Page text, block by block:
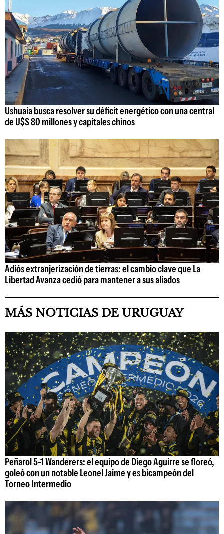
Ushuaia busca resolver su déficit energético con una central
de U$S 80 millones y capitales chinos
Adiós extranjerización de tierras: el cambio clave que La
Libertad Avanza cedió para mantener a sus aliados
MÁS NOTICIAS DE URUGUAY
Peñarol 5-1 Wanderers: el equipo de Diego Aguirre se floreó,
goleó con un notable Leonel Jaime y es bicampeón del
Torneo Intermedio